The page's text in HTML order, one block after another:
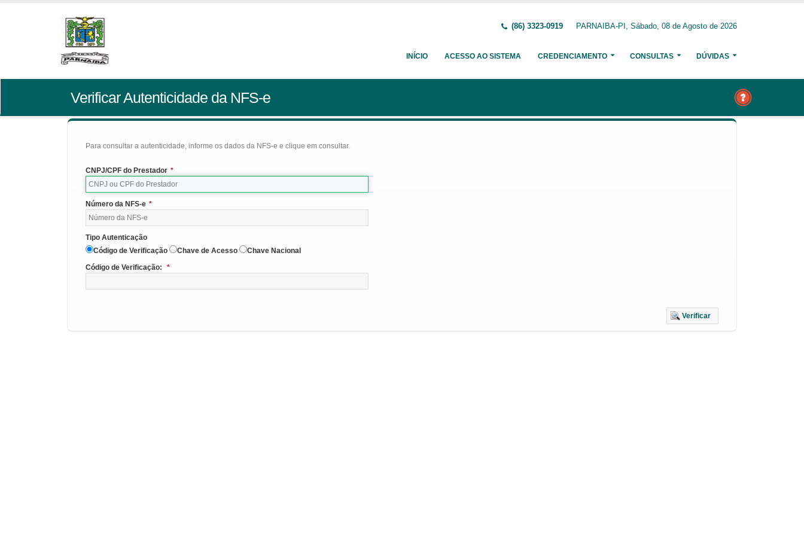
(86) 3323-0919 PARNAIBA-PI, Sábado, 08 de Agosto de 2026
INÍCIO ACESSO AO SISTEMA CREDENCIAMENTO CONSULTAS DÚVIDAS
Verificar Autenticidade da NFS-e
Para consultar a autenticidade, informe os dados da NFS-e e clique em consultar.
CNPJ/CPF do Prestador *
Número da NFS-e *
Tipo Autenticação
Código de Verificação
Chave de Acesso
Chave Nacional
Código de Verificação:
*
Verificar